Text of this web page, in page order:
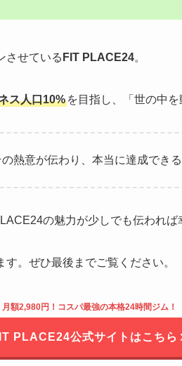
させている FIT PLACE24。
ス人口10% を目指し、「世の中
熱意が伝わり、本当に達成でき
の魅力が少しでも伝われば
。ぜひ最後までご覧ください。
額2,980円！コスパ最強の本格24時間ジム
PLACE24公式サイトはこちら